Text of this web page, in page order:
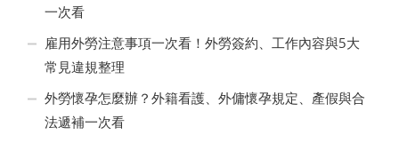
一次看
雇用外勞注意事項一次看！外勞簽約、工作內容與5大
常見違規整理
外勞懷孕怎麼辦？外籍看護、外傭懷孕規定、產假與合
法遞補一次看